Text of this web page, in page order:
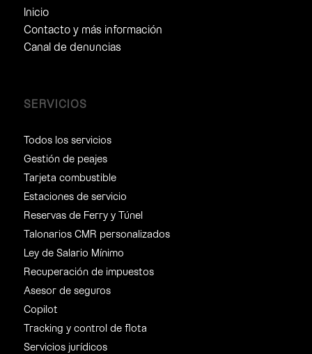
Inicio
Contacto y más información
Canal de denuncias
SERVICIOS
Todos los servicios
Gestión de peajes
Tarjeta combustible
Estaciones de servicio
Reservas de Ferry y Túnel
Talonarios CMR personalizados
Ley de Salario Mínimo
Recuperación de impuestos
Asesor de seguros
Copilot
Tracking y control de flota
Servicios jurídicos